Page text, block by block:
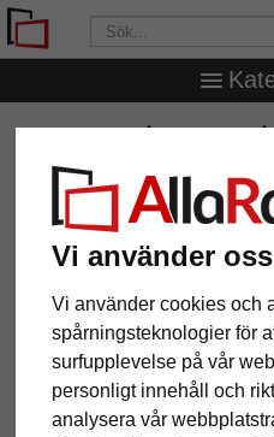
Vi använder
Vi använder cookies och
spårningsteknologier för
surfupplevelse på vår
personligt innehåll och
analysera vår
AllaRamar.se Ramstorlek
Träram Taal